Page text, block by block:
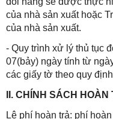
của nhà sản xuất hoặc
của nhà sản xuất.
- Quy trình xử lý thủ tục
07(bảy) ngày tính từ
các giấy tờ theo quy
II. CHÍNH SÁCH HOÀN
Lệ phí hoàn trả: phí